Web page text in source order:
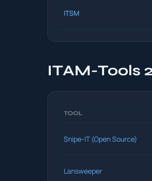
ITSM
ITAM-Tools
TOOL
Snipe-IT (Open Source)
Lansweeper